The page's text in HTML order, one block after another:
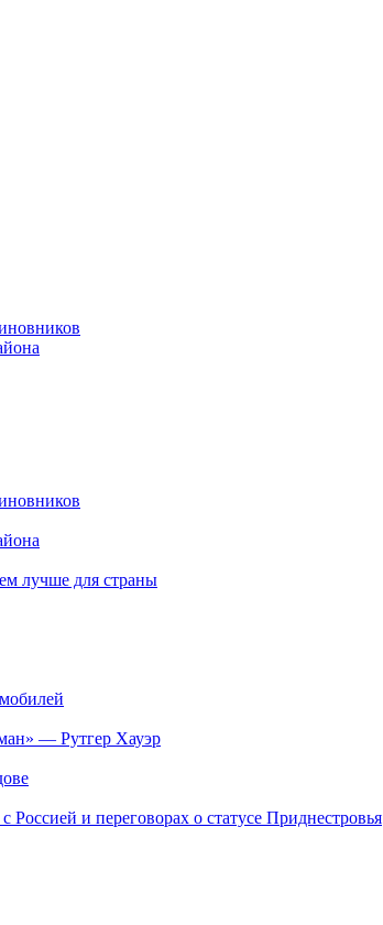
лучше для страны
— Рутгер Хауэр
и переговорах о статусе Приднестровья